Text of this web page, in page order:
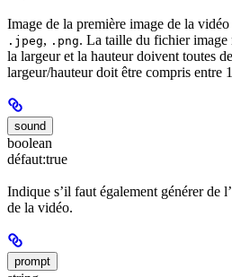
Image de la première image de la
.jpeg, .png. La taille du fichier image
la largeur et la hauteur doivent toutes
largeur/hauteur doit être compris entre
sound
boolean
défaut:true
Indique s’il faut également générer de
de la vidéo.
prompt